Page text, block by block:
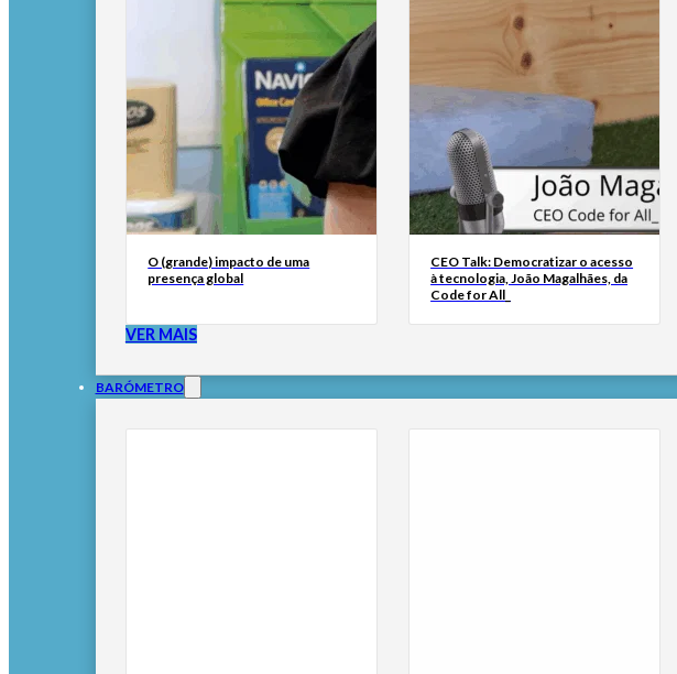
O (grande) impacto de uma
presença global
CEO Talk: Democratizar o acesso
à tecnologia, João Magalhães, da
Code for All_
VER MAIS
BARÓMETRO